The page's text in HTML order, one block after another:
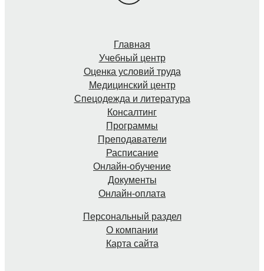
Главная
Учебный центр
Оценка условий труда
Медицинский центр
Спецодежда и литература
Консалтинг
Программы
Преподаватели
Расписание
Онлайн-обучение
Документы
Онлайн-оплата
Персональный раздел
О компании
Карта сайта